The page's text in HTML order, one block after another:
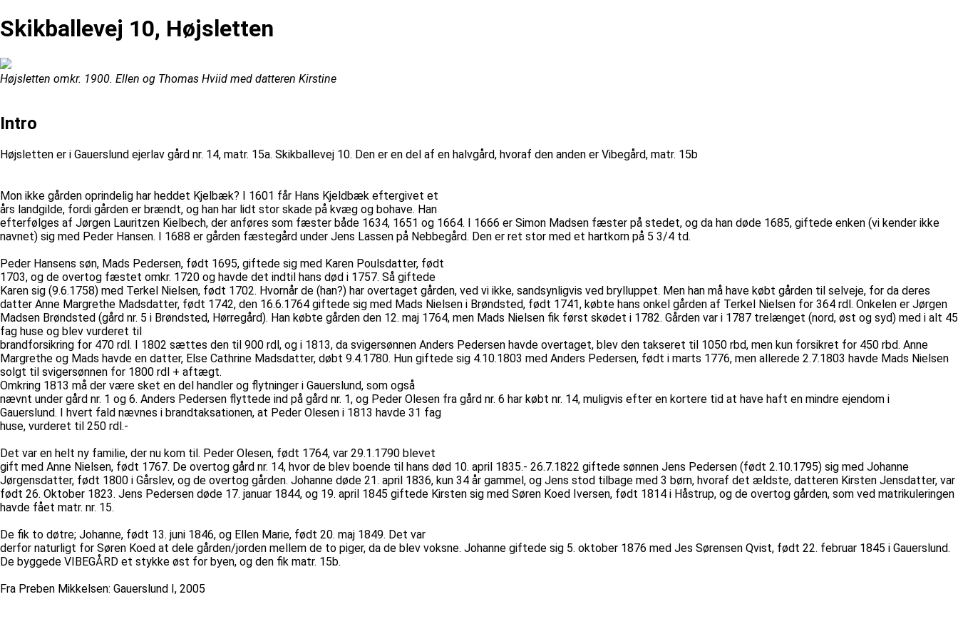
Skikballevej 10, Højsletten
Højsletten omkr. 1900. Ellen og Thomas Hviid med datteren Kirstine
Intro
Højsletten er i Gauerslund ejerlav gård nr. 14, matr. 15a. Skikballevej 10. Den er en del af en halvgård, hvoraf den anden er Vibegård, matr. 15b
Mon ikke gården oprindelig har heddet Kjelbæk? I 1601 får Hans Kjeldbæk eftergivet et
års landgilde, fordi gården er brændt, og han har lidt stor skade på kvæg og bohave. Han
efterfølges af Jørgen Lauritzen Kielbech, der anføres som fæster både 1634, 1651 og 1664. I 1666 er Simon Madsen fæster på stedet, og da han døde 1685, giftede enken (vi kender ikke
navnet) sig med Peder Hansen. I 1688 er gården fæstegård under Jens Lassen på Nebbegård. Den er ret stor med et hartkorn på 5 3/4 td.
Peder Hansens søn, Mads Pedersen, født 1695, giftede sig med Karen Poulsdatter, født
1703, og de overtog fæstet omkr. 1720 og havde det indtil hans død i 1757. Så giftede
Karen sig (9.6.1758) med Terkel Nielsen, født 1702. Hvornår de (han?) har overtaget gården, ved vi ikke, sandsynligvis ved brylluppet. Men han må have købt gården til selveje, for da deres
datter Anne Margrethe Madsdatter, født 1742, den 16.6.1764 giftede sig med Mads Nielsen i Brøndsted, født 1741, købte hans onkel gården af Terkel Nielsen for 364 rdl. Onkelen er Jørgen
Madsen Brøndsted (gård nr. 5 i Brøndsted, Hørregård). Han købte gården den 12. maj 1764, men Mads Nielsen fik først skødet i 1782. Gården var i 1787 trelænget (nord, øst og syd) med i alt 45
fag huse og blev vurderet til
brandforsikring for 470 rdl. I 1802 sættes den til 900 rdl, og i 1813, da svigersønnen Anders Pedersen havde overtaget, blev den takseret til 1050 rbd, men kun forsikret for 450 rbd. Anne
Margrethe og Mads havde en datter, Else Cathrine Madsdatter, døbt 9.4.1780. Hun giftede sig 4.10.1803 med Anders Pedersen, født i marts 1776, men allerede 2.7.1803 havde Mads Nielsen
solgt til svigersønnen for 1800 rdl + aftægt.
Omkring 1813 må der være sket en del handler og flytninger i Gauerslund, som også
nævnt under gård nr. 1 og 6. Anders Pedersen flyttede ind på gård nr. 1, og Peder Olesen fra gård nr. 6 har købt nr. 14, muligvis efter en kortere tid at have haft en mindre ejendom i
Gauerslund. I hvert fald nævnes i brandtaksationen, at Peder Olesen i 1813 havde 31 fag
huse, vurderet til 250 rdl.-
Det var en helt ny familie, der nu kom til. Peder Olesen, født 1764, var 29.1.1790 blevet
gift med Anne Nielsen, født 1767. De overtog gård nr. 14, hvor de blev boende til hans død 10. april 1835.- 26.7.1822 giftede sønnen Jens Pedersen (født 2.10.1795) sig med Johanne
Jørgensdatter, født 1800 i Gårslev, og de overtog gården. Johanne døde 21. april 1836, kun 34 år gammel, og Jens stod tilbage med 3 børn, hvoraf det ældste, datteren Kirsten Jensdatter, var
født 26. Oktober 1823. Jens Pedersen døde 17. januar 1844, og 19. april 1845 giftede Kirsten sig med Søren Koed Iversen, født 1814 i Håstrup, og de overtog gården, som ved matrikuleringen
havde fået matr. nr. 15.
De fik to døtre; Johanne, født 13. juni 1846, og Ellen Marie, født 20. maj 1849. Det var
derfor naturligt for Søren Koed at dele gården/jorden mellem de to piger, da de blev voksne. Johanne giftede sig 5. oktober 1876 med Jes Sørensen Qvist, født 22. februar 1845 i Gauerslund.
De byggede VIBEGÅRD et stykke øst for byen, og den fik matr. 15b.
Fra Preben Mikkelsen: Gauerslund I, 2005